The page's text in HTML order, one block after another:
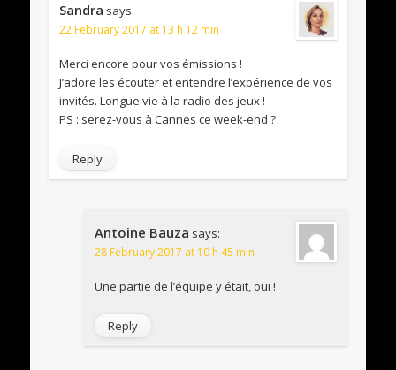
Sandra says:
22 February 2017 at 13 h 12 min
Merci encore pour vos émissions !
J’adore les écouter et entendre l’expérience de vos
invités. Longue vie à la radio des jeux !
PS : serez-vous à Cannes ce week-end ?
Reply
Antoine Bauza says:
28 February 2017 at 10 h 45 min
Une partie de l’équipe y était, oui !
Reply